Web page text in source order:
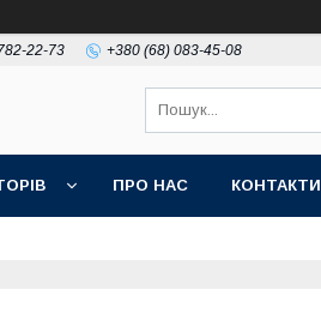
22-73 +380 (68) 083-45-08
ПРО НАС КОНТАКТИ